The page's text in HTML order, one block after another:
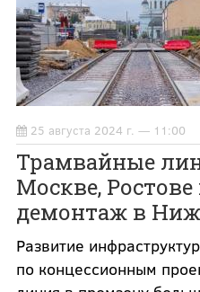
25 августа 2024 г. — 11:00
Трамвайные
Москве,
демонтаж в
Развитие
по концессионным